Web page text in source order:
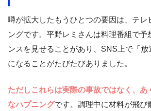
噂が拡大したもうひとつの要因は、テレ
ングです。平野レミさんは料理番組で予
ンスを見せることがあり、SNS上で「放
になることがたびたびありました。
ただしこれらは実際の事故ではなく、あ
なハプニングです。調理中に材料が飛び